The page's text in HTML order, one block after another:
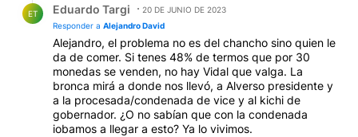
ET Eduardo Targi
20 DE JUNIO DE 2023
Responder a Alejandro David
Alejandro, el problema no es del chancho sino quien le
da de comer. Si tenes 48% de termos que por 30
monedas se venden, no hay Vidal que valga. La
bronca mirá a donde nos llevó, a Alverso presidente y
a la procesada/condenada de vice y al kichi de
gobernador. ¿O no sabían que con la condenada
iobamos a llegar a esto? Ya lo vivimos.